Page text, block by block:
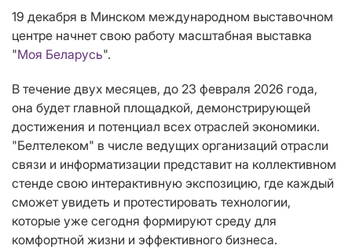
19 декабря в Минском международном выставочном
центре начнет свою работу масштабная выставка
"Моя Беларусь".
В течение двух месяцев, до 23 февраля 2026 года,
она будет главной площадкой, демонстрирующей
достижения и потенциал всех отраслей экономики.
"Белтелеком" в числе ведущих организаций отрасли
связи и информатизации представит на коллективном
стенде свою интерактивную экспозицию, где каждый
сможет увидеть и протестировать технологии,
которые уже сегодня формируют среду для
комфортной жизни и эффективного бизнеса.